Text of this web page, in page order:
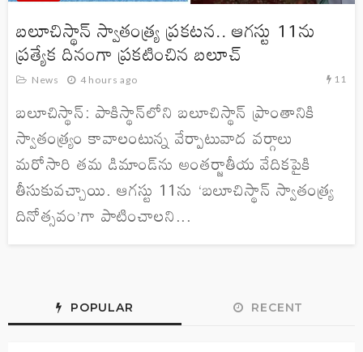
బలూచిస్థాన్ స్వాతంత్ర్య ప్రకటన.. ఆగస్టు 11ను
ప్రత్యేక దినంగా ప్రకటించిన బలూచ్
News 4 hours ago 11
బలూచిస్థాన్: పాకిస్థాన్‌లోని బలూచిస్థాన్ ప్రాంతానికి
స్వాతంత్ర్యం కావాలంటున్న వేర్పాటువాద వర్గాలు
మరోసారి తమ డిమాండ్‌ను అంతర్జాతీయ వేదికపైకి
తీసుకువచ్చాయి. ఆగస్టు 11ను ‘బలూచిస్థాన్ స్వాతంత్ర్య
దినోత్సవం’గా పాటించాలని...
POPULAR RECENT